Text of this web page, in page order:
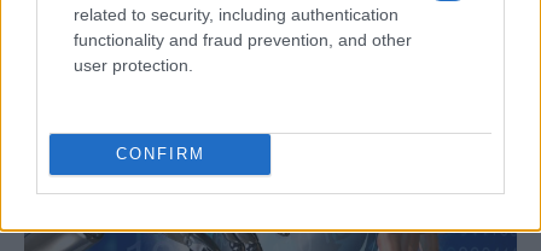
related to security, including authentication
functionality and fraud prevention, and other
user protection.
CONFIRM
Explora los fundamentos para crear sistemas de IA…